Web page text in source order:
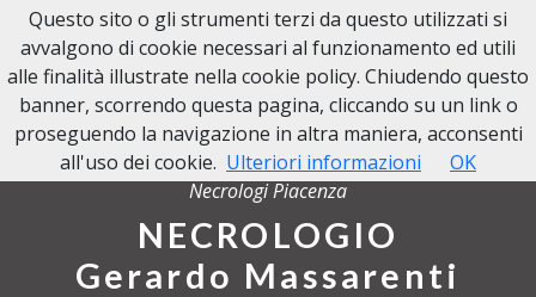
NECROLOGI PIACENZA
Necrologi Piacenza
NECROLOGIO
Gerardo Massarenti
Questo sito o gli strumenti terzi da questo utilizzati si
avvalgono di cookie necessari al funzionamento ed utili
alle finalità illustrate nella cookie policy. Chiudendo questo
banner, scorrendo questa pagina, cliccando su un link o
proseguendo la navigazione in altra maniera, acconsenti
all'uso dei cookie. Ulteriori informazioni OK